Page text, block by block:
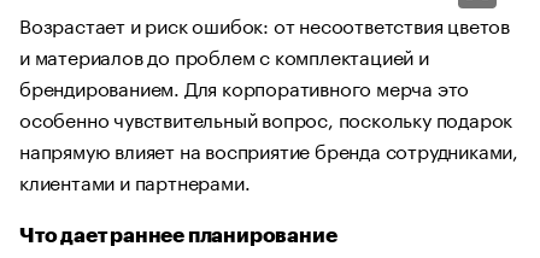
Возрастает и риск ошибок: от несоответствия цветов
и материалов до проблем с комплектацией и
брендированием. Для корпоративного мерча это
особенно чувствительный вопрос, поскольку подарок
напрямую влияет на восприятие бренда сотрудниками,
клиентами и партнерами.
Что дает раннее планирование